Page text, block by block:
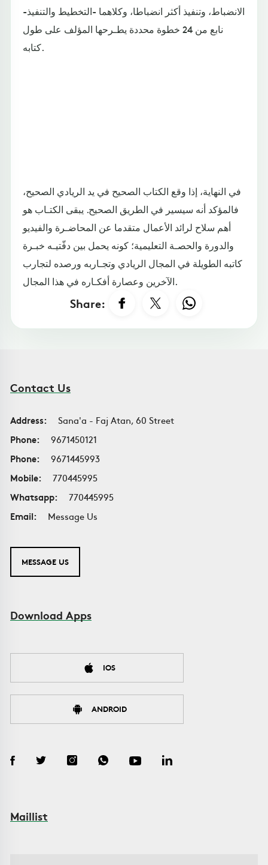
الانضباط، وتنفيذ أكثر انضباطا، وكلاهما -التخطيط والتنفيذ-
نابع من 24 خطوة محددة يطـرحها المؤلف على طول
كتابه.
في النهاية، إذا وقع الكتاب الصحيح في يد الريادي الصحيح،
فالمؤكد أنه سيسير في الطريق الصحيح. يبقى الكتـاب هو
أهم سلاح لرائد الأعمال متقدما عن المحاضـرة والفيديو
والدورة والحصـة التعليمية؛ كونه يحمل بين دفّتيـه خبـرة
كاتبه الطويلة في المجال الريادي وتجـاربه ورصده لتجارب
الآخرين وعصارة أفكـاره في هذا المجال.
Share:
Contact Us
Address:
Sana'a - Faj Atan, 60 Street
Phone:
9671450121
Phone:
9671445993
Mobile:
770445995
Whatsapp:
770445995
Email:
Message Us
MESSAGE US
Download Apps
IOS
ANDROID
Maillist